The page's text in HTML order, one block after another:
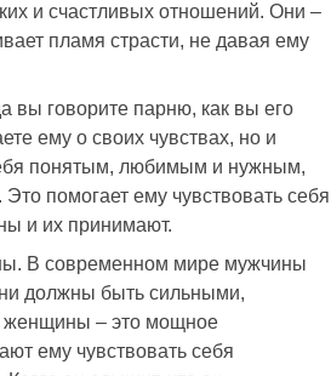
и счастливых отношений. Они –
пламя страсти, не давая ему
вы говорите парню, как вы его
ему о своих чувствах, но и
понятым, любимым и нужным,
помогает ему чувствовать себя
и их принимают.
В современном мире мужчины
должны быть сильными,
– это мощное
ему чувствовать себя